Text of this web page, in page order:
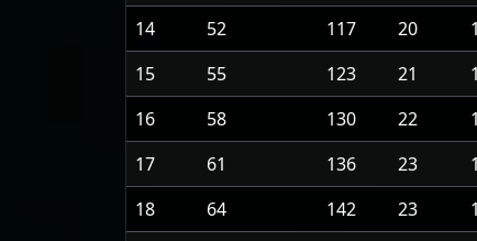
14
52 117 20
15
55 123 21
16
58 130 22
17
61 136 23
18
64 142 23